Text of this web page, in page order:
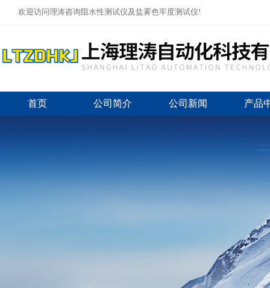
欢迎访问理涛咨询阻水性测试仪及盐雾色牢度测试仪!
首页 公司简介 公司新闻 产品